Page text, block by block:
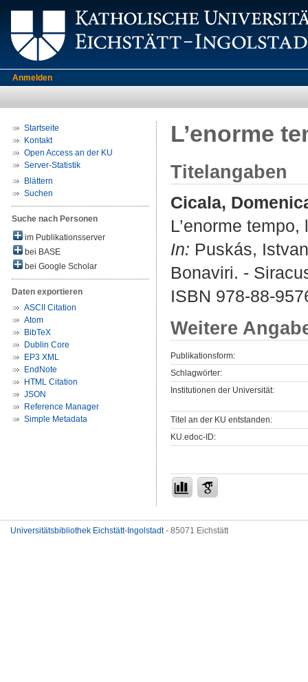
Anmelden
Startseite
Kontakt
Open Access an der KU
Server-Statistik
Blättern
Suchen
Suche nach Personen
im Publikationsserver
bei BASE
bei Google Scholar
Daten exportieren
ASCII Citation
Atom
BibTeX
Dublin Core
EP3 XML
EndNote
HTML Citation
JSON
Reference Manager
Simple Metadata
L’enorme
Titelangaben
Cicala,
L’enorme
In: Puskás,
Bonaviri. -
ISBN 978-88-
Weitere
Publikationsform:
Schlagwörter:
Institutionen der Universität:
Titel an der KU entstanden:
KU.edoc-ID:
Universitätsbibliothek Eichstätt-Ingolstadt- 85071 Eichstätt